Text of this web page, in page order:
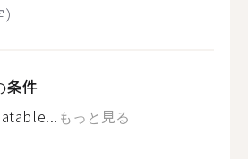
条件
もっと見る